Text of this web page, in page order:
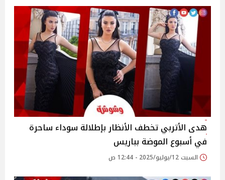
هدى الأتربي تخطف الأنظار بإطلالة سوداء ساحرة
في أسبوع الموضة بباريس
السبت 12/يوليو/2025 - 12:44 ص